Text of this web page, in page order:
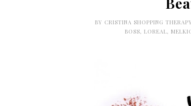
BY CRISTINA SHOPPING THERAPY
BOSS, LOREAL,